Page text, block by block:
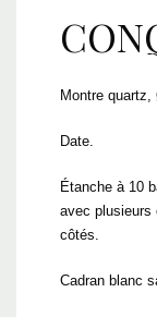
Montre
Date.
Étanche à 10
avec plusieurs
côtés.
Cadran blanc